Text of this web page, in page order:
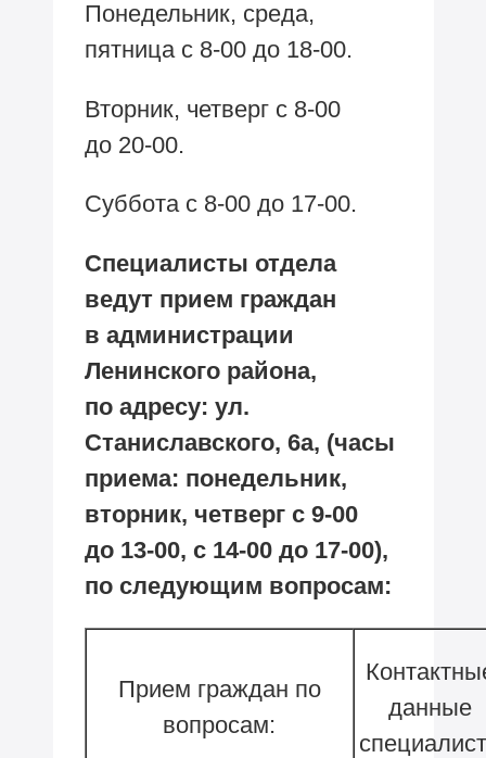
Понедельник, среда,
пятница с 8-00до 18-00.
Вторник, четверг с 8-00
до 20-00.
Суббота с 8-00до 17-00.
Специалисты отдела
ведут прием граждан
в администрации
Ленинского района,
по адресу: ул.
Станиславского, 6а, (часы
приема: понедельник,
вторник, четверг с 9-00
до 13-00, с 14-00до 17-00),
по следующим вопросам:
Прием граждан по
вопросам:
данные